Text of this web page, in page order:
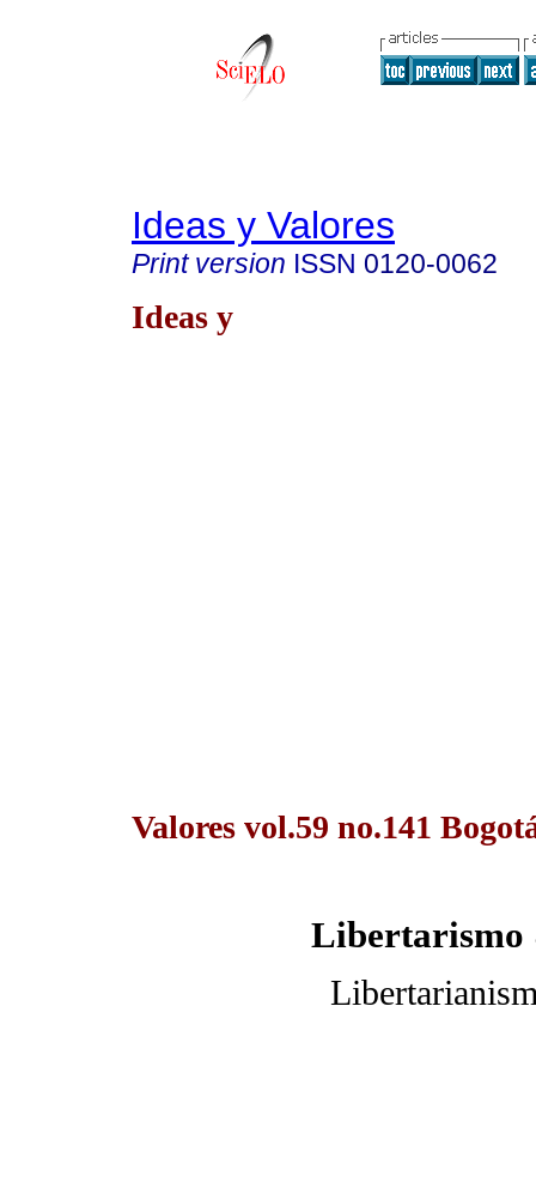
Ideas y Valores
Print version ISSN 0120-0062
Ideas y
Valores vol.59 no.141